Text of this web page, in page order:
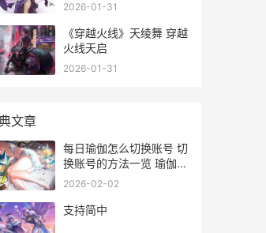
2026-01-31
《穿越火线》天绫舞 穿越
火线天启
2026-01-31
文章
每日瑜伽怎么切换账号 切
换账号的方法一览 瑜伽体
式每日分享
2026-02-02
支持简中